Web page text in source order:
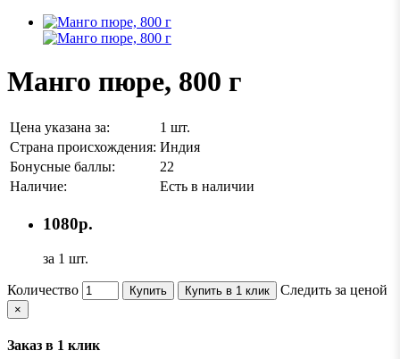
Манго пюре, 800 г
Цена указана за:
1 шт.
Страна происхождения: Индия
Бонусные баллы:
22
Наличие:
Есть в наличии
1080р.
за 1 шт.
Количество Купить Купить в 1 клик Следить за ценой
×
Заказ в 1 клик